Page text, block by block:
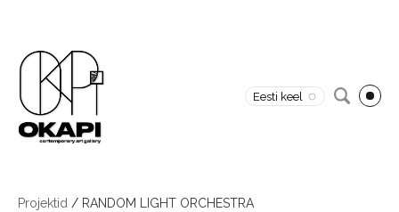
Eesti keel
Projektid / RANDOM LIGHT ORCHESTRA